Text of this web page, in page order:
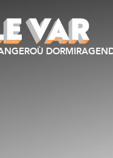
OÙ DORMIR